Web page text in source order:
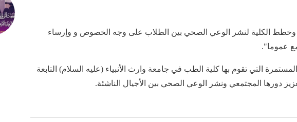
وخطط الكلية لنشر الوعي الصحي بين الطلاب على وجه الخصوص و وإرساء
عموما".
التي تقوم بها كلية الطب في جامعة وارث الأنبياء (عليه السلام) التابعة
دورها المجتمعي ونشر الوعي الصحي بين الأجيال الناشئة.